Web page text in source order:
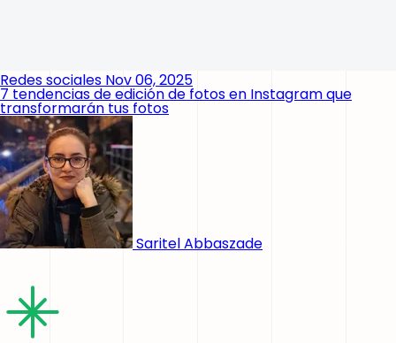
Redes sociales Nov 06, 2025
7 tendencias de edición de fotos en Instagram que
transformarán tus fotos
Saritel Abbaszade